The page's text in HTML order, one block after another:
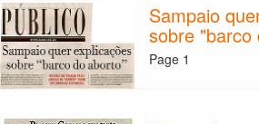
Sampaio
sobre "barco
Page 1